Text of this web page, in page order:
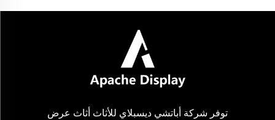
توفر شركة أباتشي ديسبلاي للأثاث أثاث عرض